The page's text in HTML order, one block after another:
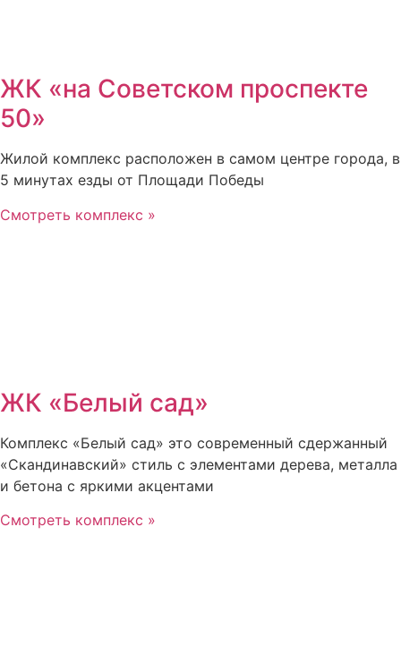
ЖК «на Советском проспекте
50»
Жилой комплекс расположен в самом центре города, в
5 минутах езды от Площади Победы
Смотреть комплекс »
ЖК «Белый сад»
Комплекс «Белый сад» это современный сдержанный
«Скандинавский» стиль с элементами дерева, металла
и бетона с яркими акцентами
Смотреть комплекс »